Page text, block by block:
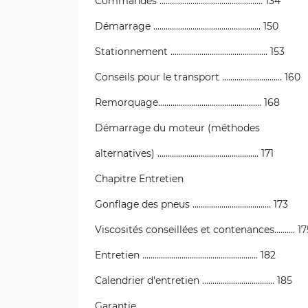
Démarrage .................................................... 150
Stationnement ............................................... 153
Conseils pour le transport ............................. 160
Remorquage.................................................. 168
Démarrage du moteur (méthodes
alternatives) ................................................. 171
Chapitre Entretien
Gonflage des pneus ...................................... 173
Viscosités conseillées et contenances..........
Entretien ........................................................ 182
Calendrier d'entretien ................................... 185